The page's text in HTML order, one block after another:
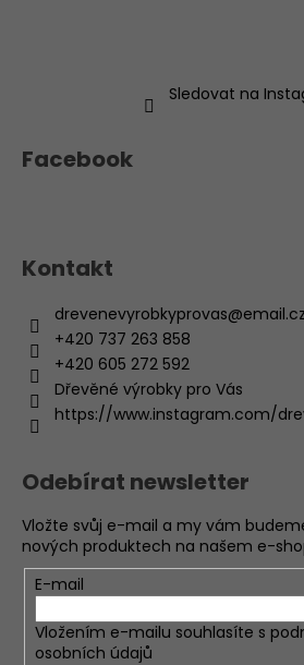
Sledovat na
Facebook
Kontakt
drevenevyrobkyprovas@email.cz
+420 737 263 858
+420 605 272 592
Dřevěné výrobky pro Vás
https://www.instagram.com/
Odebírat newsletter
Vložte svůj e-mail a my vám
nových produktech na našem e-
E-mail
Vložením e-mailu souhlasíte s
osobních údajů